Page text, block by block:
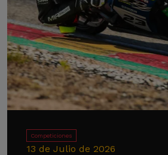
Competiciones
13 de Julio de 2026